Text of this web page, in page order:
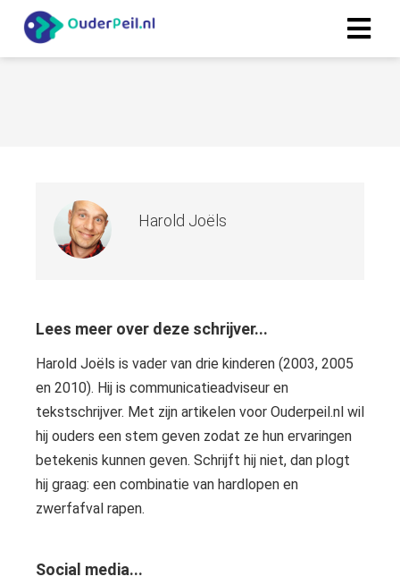
Harold Joëls
Lees meer over deze schrijver...
Harold Joëls is vader van drie kinderen (2003, 2005
en 2010). Hij is communicatieadviseur en
tekstschrijver. Met zijn artikelen voor Ouderpeil.nl wil
hij ouders een stem geven zodat ze hun ervaringen
betekenis kunnen geven. Schrijft hij niet, dan plogt
hij graag: een combinatie van hardlopen en
zwerfafval rapen.
Social media...